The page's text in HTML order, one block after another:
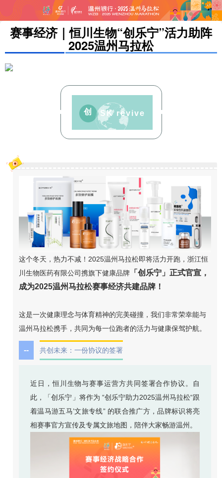
赛事经济｜恒川生物“创乐宁”活力助阵
2025温州马拉松
创 SK revive
这个冬天，热力不减！2025温州马拉松即将活力开跑，浙江恒
川生物医药有限公司携旗下健康品牌 「创乐宁」正式官宣，
成为2025温州马拉松赛事经济共建品牌！
这是一次健康理念与体育精神的完美碰撞，我们非常荣幸能与
温州马拉松携手，共同为每一位跑者的活力与健康保驾护航。
-- 共创未来：一份协议的签署
近日，恒川生物与赛事运营方共同签署合作协议。自
此，「创乐宁」将作为 “创乐宁助力2025温州马拉松“跟
着温马游五马’文旅专线” 的联合推广方，品牌标识将亮
相赛事官方宣传及专属文旅地图，陪伴大家畅游温州。